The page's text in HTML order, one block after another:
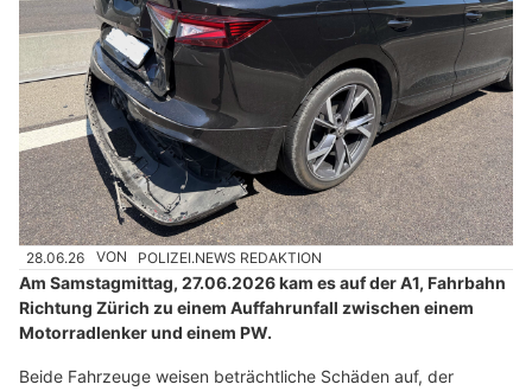
28.06.26 VON POLIZEI.NEWS REDAKTION
Am Samstagmittag, 27.06.2026 kam es auf der A1, Fahrbahn
Richtung Zürich zu einem Auffahrunfall zwischen einem
Motorradlenker und einem PW.
Beide Fahrzeuge weisen beträchtliche Schäden auf, der